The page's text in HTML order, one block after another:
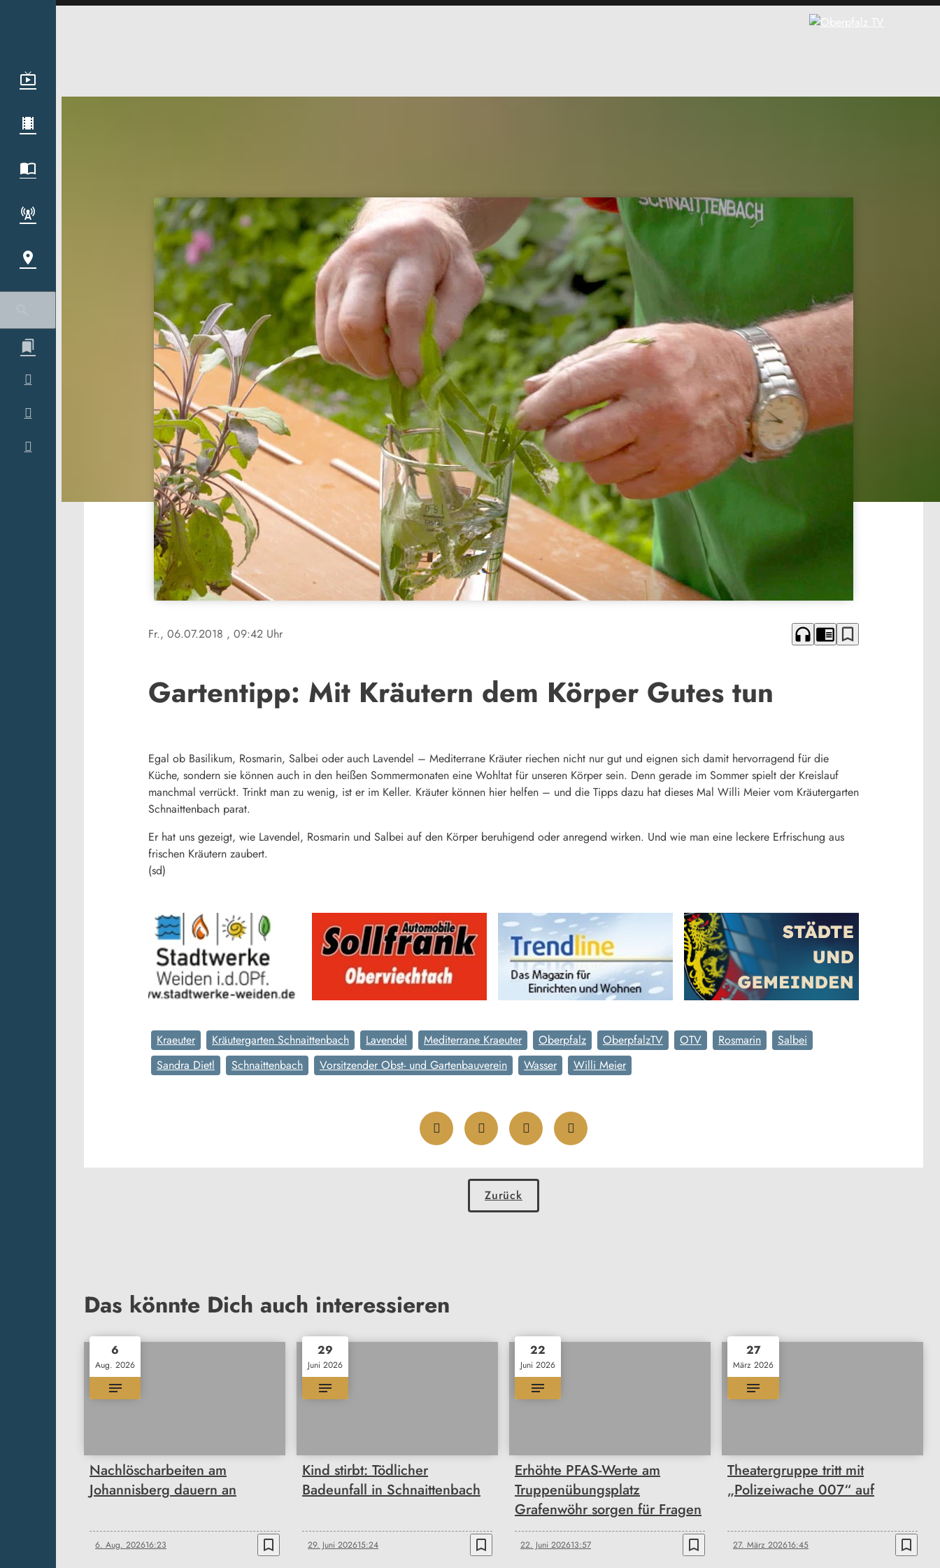
Fr., 06.07.2018 , 09:42 Uhr headphones chrome_reader_mode bookmark_border
Gartentipp: Mit Kräutern dem Körper Gutes tun
Egal ob Basilikum, Rosmarin, Salbei oder auch Lavendel – Mediterrane Kräuter riechen nicht nur gut und eignen sich damit hervorragend für die
Küche, sondern sie können auch in den heißen Sommermonaten eine Wohltat für unseren Körper sein. Denn gerade im Sommer spielt der Kreislauf
manchmal verrückt. Trinkt man zu wenig, ist er im Keller. Kräuter können hier helfen – und die Tipps dazu hat dieses Mal Willi Meier vom Kräutergarten
Schnaittenbach parat.
Er hat uns gezeigt, wie Lavendel, Rosmarin und Salbei auf den Körper beruhigend oder anregend wirken. Und wie man eine leckere Erfrischung aus
frischen Kräutern zaubert.
(sd)
Kraeuter Kräutergarten Schnaittenbach Lavendel Mediterrane Kraeuter Oberpfalz OberpfalzTV OTV Rosmarin
Salbei
Sandra Dietl
Schnaittenbach Vorsitzender Obst- und Gartenbauverein Wasser Willi Meier
Zurück
Das könnte Dich auch interessieren
6
Aug. 2026
Nachlöscharbeiten am
Johannisberg dauern an
6. Aug. 202616:23 bookmark_border
29
Juni 2026
Kind stirbt: Tödlicher
Badeunfall in Schnaittenbach
29. Juni 202615:24 bookmark_border
22
Juni 2026
Erhöhte PFAS-Werte am
Truppenübungsplatz
Grafenwöhr sorgen für Fragen
22. Juni 202613:57 bookmark_border
27
März 2026
Theatergruppe tritt mit
„Polizeiwache 007“ auf
27. März 202616:45 bookmark_border